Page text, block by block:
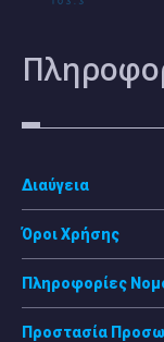
Διαύγεια
Όροι Χρήσης
Πληροφορίες
Προστασία